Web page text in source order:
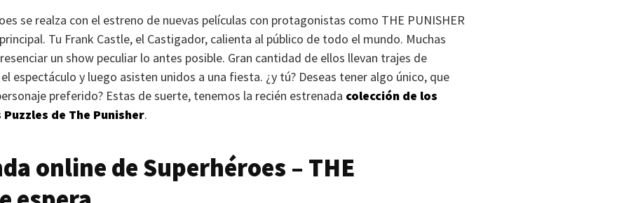
se realza con el estreno de nuevas películas con protagonistas como THE PUNISHER
Tu Frank Castle, el Castigador, calienta al público de todo el mundo. Muchas
un show peculiar lo antes posible. Gran cantidad de ellos llevan trajes de
espectáculo y luego asisten unidos a una fiesta. ¿y tú? Deseas tener algo único, que
preferido? Estas de suerte, tenemos la recién estrenada colección de los
de The Punisher.
online de Superhéroes – THE